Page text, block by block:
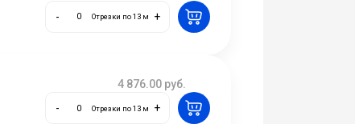
-
Отрезки по 13 м +
4 876.00 руб.
-
Отрезки по 13 м +